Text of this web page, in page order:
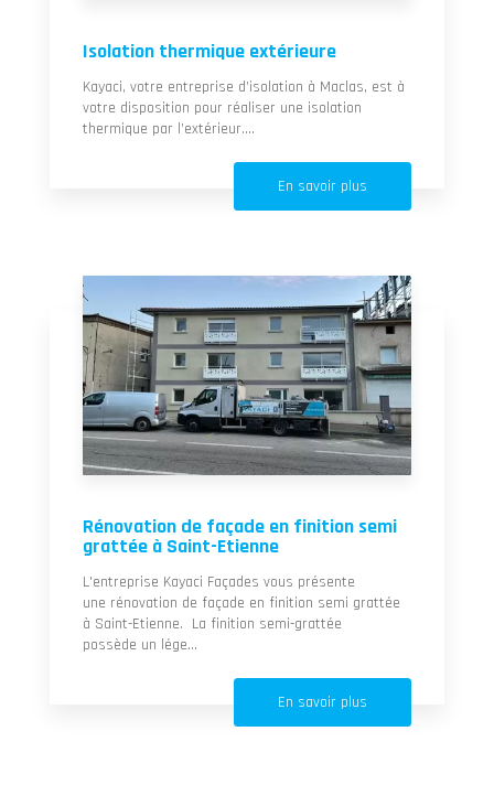
Isolation thermique extérieure
Kayaci, votre entreprise d’isolation à Maclas, est à
votre disposition pour réaliser une isolation
thermique par l’extérieur....
En savoir plus
Rénovation de façade en finition semi
grattée à Saint-Etienne
L'entreprise Kayaci Façades vous présente
une rénovation de façade en finition semi grattée
à Saint-Etienne. La finition semi-grattée
possède un lége...
En savoir plus